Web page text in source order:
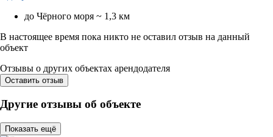
до Чёрного моря ~ 1,3 км
В настоящее время пока никто не оставил отзыв на данный
объект
Отзывы о других объектах арендодателя
Оставить отзыв
Другие отзывы об объекте
Показать ещё